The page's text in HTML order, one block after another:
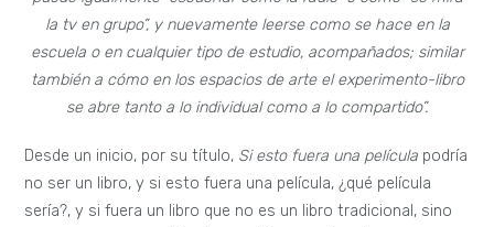
la tv en grupo”, y nuevamente leerse como se hace en la
escuela o en cualquier tipo de estudio, acompañados; similar
también a cómo en los espacios de arte el experimento-libro
se abre tanto a lo individual como a lo compartido”.
Desde un inicio, por su título, Si esto fuera una película podría
no ser un libro, y si esto fuera una película, ¿qué película
sería?, y si fuera un libro que no es un libro tradicional, sino